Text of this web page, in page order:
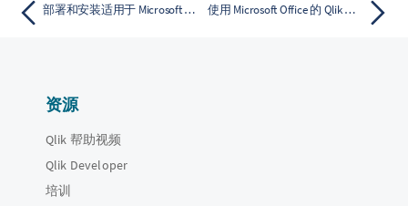
部署和安装适用于 Microsoft Office 的 Qlik 插件 使用 Microsoft Office 的 Qlik 加载项向报表模板添加内容
资源
Qlik 帮助视频
Qlik Developer
培训